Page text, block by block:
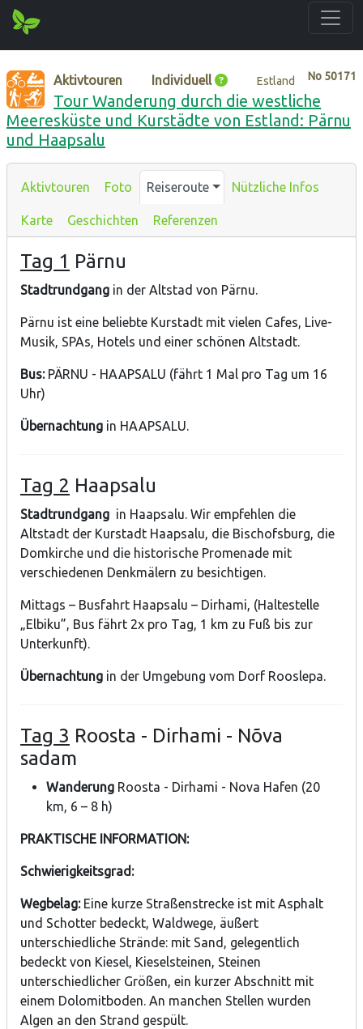
No 50171
Aktivtouren Individuell Estland
Tour Wanderung durch die westliche
Meeresküste und Kurstädte von Estland: Pärnu
und Haapsalu
Aktivtouren Foto Reiseroute Nützliche Infos
Karte Geschichten Referenzen
Tag 1 Pärnu
Stadtrundgang in der Altstad von Pärnu.
Pärnu ist eine beliebte Kurstadt mit vielen Cafes, Live-
Musik, SPAs, Hotels und einer schönen Altstadt.
Bus:PÄRNU - HAAPSALU (fährt 1 Mal pro Tag um 16
Uhr)
Übernachtung in HAAPSALU.
Tag 2 Haapsalu
Stadtrundgang in Haapsalu. Wir empfehlen die
Altstadt der Kurstadt Haapsalu, die Bischofsburg, die
Domkirche und die historische Promenade mit
verschiedenen Denkmälern zu besichtigen.
Mittags – Busfahrt Haapsalu – Dirhami, (Haltestelle
„Elbiku”, Bus fährt 2x pro Tag, 1 km zu Fuß bis zur
Unterkunft).
Übernachtung in der Umgebung vom Dorf Rooslepa.
Tag 3 Roosta - Dirhami - Nõva
sadam
Wanderung Roosta - Dirhami - Nova Hafen (20
km, 6 – 8 h)
PRAKTISCHE INFORMATION:
Schwierigkeitsgrad:
Wegbelag:Eine kurze Straßenstrecke ist mit Asphalt
und Schotter bedeckt, Waldwege, äußert
unterschiedliche Strände: mit Sand, gelegentlich
bedeckt von Kiesel, Kieselsteinen, Steinen
unterschiedlicher Größen, ein kurzer Abschnitt mit
einem Dolomitboden. An manchen Stellen wurden
Algen an den Strand gespült.